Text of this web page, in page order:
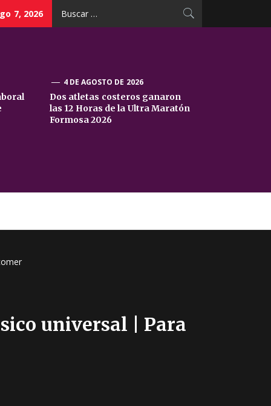
7, 2026
4 DE AGOSTO DE 2026
Dos atletas costeros ganaron
las 12 Horas de la Ultra Maratón
Formosa 2026
universal | Para